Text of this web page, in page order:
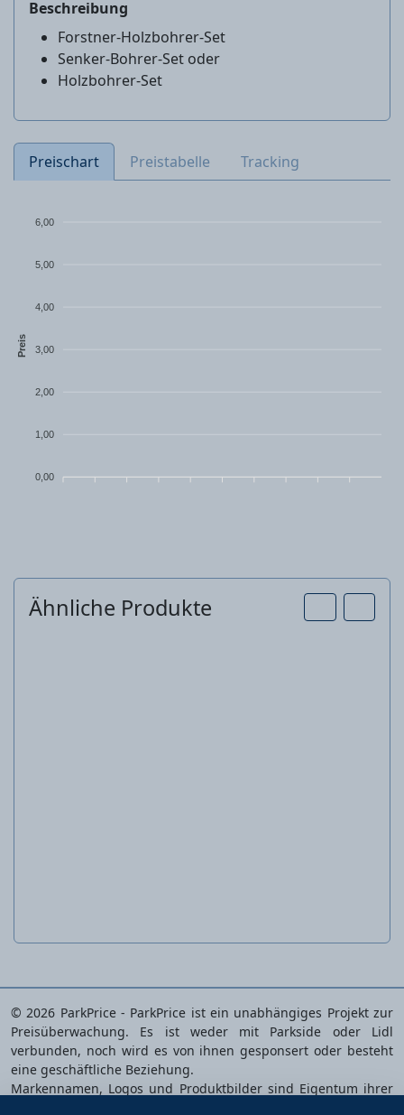
Beschreibung
Forstner-Holzbohrer-Set
Senker-Bohrer-Set oder
Holzbohrer-Set
Preischart Preistabelle Tracking
6,00
5,00
4,00
3,00
2,00
1,00
0,00
Preis
Ähnliche Produkte
© 2026 ParkPrice - ParkPrice ist ein unabhängiges Projekt zur
Preisüberwachung. Es ist weder mit Parkside oder Lidl
verbunden, noch wird es von ihnen gesponsert oder besteht
eine geschäftliche Beziehung.
Markennamen, Logos und Produktbilder sind Eigentum ihrer